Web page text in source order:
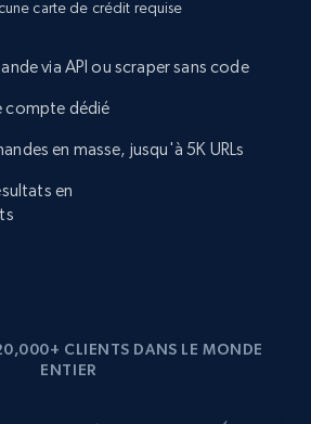
carte de crédit requise
via API ou scraper sans code
compte dédié
en masse, jusqu'à 5K URLs
en
CLIENTS DANS LE MONDE
ENTIER